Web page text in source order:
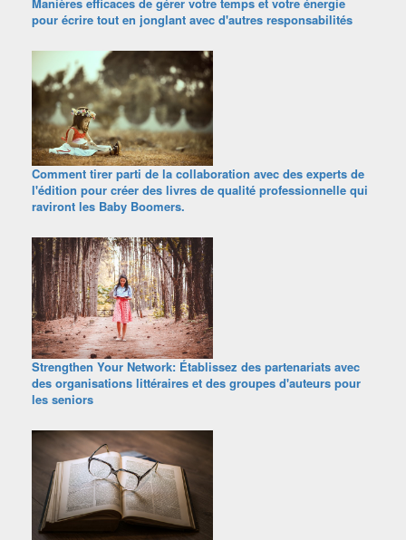
pour écrire tout en jonglant avec d'autres responsabilités
Comment tirer parti de la collaboration avec des experts de
l'édition pour créer des livres de qualité professionnelle qui
raviront les Baby Boomers.
Strengthen Your Network: Établissez des partenariats avec
des organisations littéraires et des groupes d'auteurs pour
les seniors